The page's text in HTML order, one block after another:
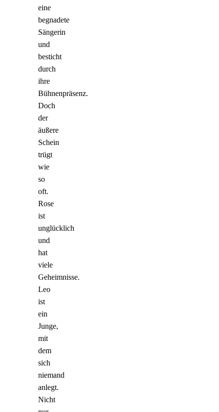
eine
begnadete
Sängerin
und
besticht
durch
ihre
Bühnenpräsenz.
Doch
der
äußere
Schein
trügt
wie
so
oft.
Rose
ist
unglücklich
und
hat
viele
Geheimnisse.
Leo
ist
ein
Junge,
mit
dem
sich
niemand
anlegt.
Nicht